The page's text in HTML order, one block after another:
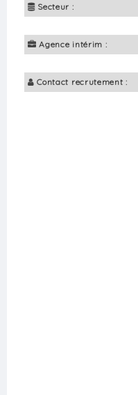
Secteur :
Agence intérim :
Contact recrutement :